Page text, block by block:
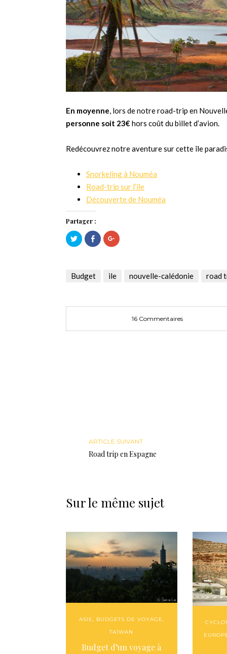
En moyenne, lors de notre road-trip en
personne soit 23€ hors coût du billet d’avion.
Redécouvrez notre aventure sur cette île
Snorkeling à Nouméa
Road-trip sur l’île
Découverte de Nouméa
Partager :
Cliquez
pour
partager
une
nouvelle
Cliquez
pour
partager
nouvelle
Cliquez
pour
dans
une
Budget ile nouvelle-calédonie road
16 Commentaires
ARTICLE SUIVANT
Road trip en Espagne
Sur le même sujet
ASIE, BUDGETS DE VOYAGE,
TAÏWAN
Budget d’un voyage à